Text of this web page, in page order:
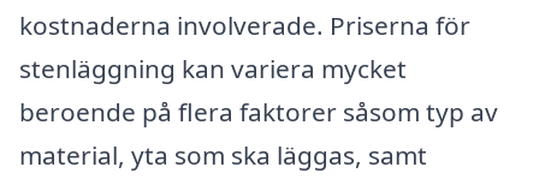
kostnaderna involverade. Priserna för
stenläggning kan variera mycket
beroende på flera faktorer såsom typ av
material, yta som ska läggas, samt